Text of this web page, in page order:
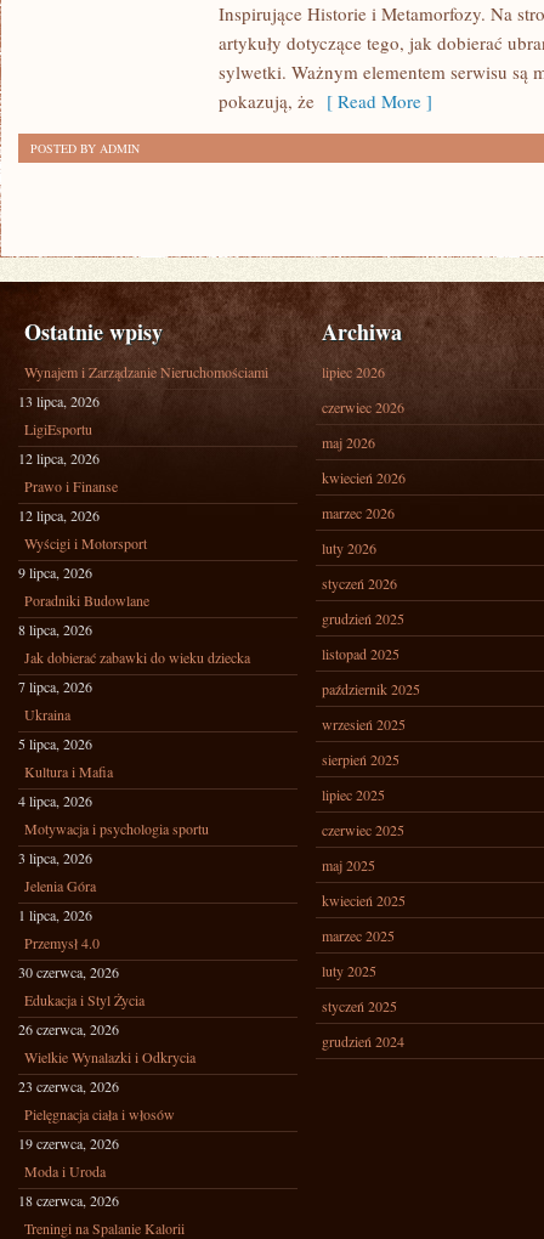
Inspirujące Historie i Metamorfozy. Na
artykuły dotyczące tego, jak dobierać
sylwetki. Ważnym elementem serwisu są
pokazują, że [ Read More ]
POSTED BY ADMIN
Ostatnie wpisy
Wynajem i Zarządzanie Nieruchomościami
13 lipca, 2026
LigiEsportu
12 lipca, 2026
Prawo i Finanse
12 lipca, 2026
Wyścigi i Motorsport
9 lipca, 2026
Poradniki Budowlane
8 lipca, 2026
Jak dobierać zabawki do wieku dziecka
7 lipca, 2026
Ukraina
5 lipca, 2026
Kultura i Mafia
4 lipca, 2026
Motywacja i psychologia sportu
3 lipca, 2026
Jelenia Góra
1 lipca, 2026
Przemysł 4.0
30 czerwca, 2026
Edukacja i Styl Życia
26 czerwca, 2026
Wielkie Wynalazki i Odkrycia
23 czerwca, 2026
Pielęgnacja ciała i włosów
19 czerwca, 2026
Moda i Uroda
18 czerwca, 2026
Treningi na Spalanie Kalorii
Archiwa
lipiec 2026
czerwiec 2026
maj 2026
kwiecień 2026
marzec 2026
luty 2026
styczeń 2026
grudzień 2025
listopad 2025
październik 2025
wrzesień 2025
sierpień 2025
lipiec 2025
czerwiec 2025
maj 2025
kwiecień 2025
marzec 2025
luty 2025
styczeń 2025
grudzień 2024